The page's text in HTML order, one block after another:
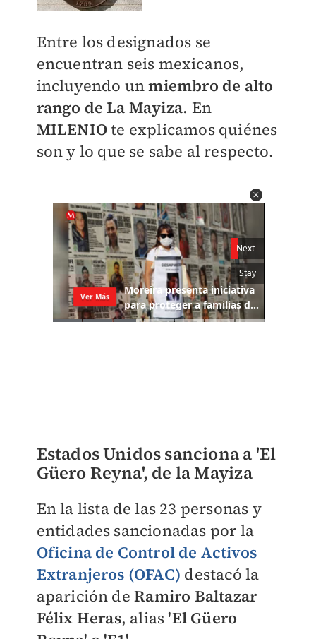
Entre los designados se
encuentran seis mexicanos,
incluyendo unmiembro de alto
rango de La Mayiza. En
MILENIOte explicamos quiénes
son y lo que se sabe al respecto.
Estados Unidos sanciona a 'El
Güero Reyna', de la Mayiza
En la lista de las 23 personas y
entidades sancionadas por la
Oficina de Control de Activos
Extranjeros (OFAC) destacó la
aparición deRamiro Baltazar
Félix Heras, alias'El Güero